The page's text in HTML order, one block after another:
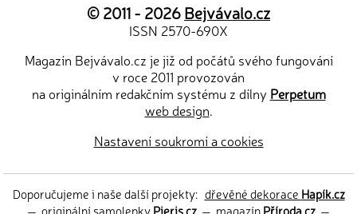
© 2011 - 2026Bejvávalo.cz
ISSN 2570-690X
Magazín Bejvávalo.cz je již od počátů svého fungování
v roce 2011 provozován
na originálním redakčním systému z dílny Perpetum
web design.
Nastavení soukromí a cookies
Doporučujeme i naše další projekty: dřevěné dekorace Hapík.cz